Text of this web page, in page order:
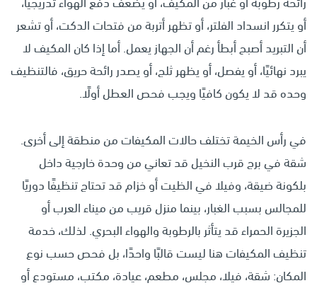
أو يتكرر انسداد الفلتر، أو تظهر أتربة من فتحات الدكت، أو تشعر
أن التبريد أصبح أبطأ رغم أن الجهاز يعمل. أما إذا كان المكيف لا
يبرد نهائيًا، أو يفصل، أو يظهر ثلج، أو يصدر رائحة حريق، فالتنظيف
وحده قد لا يكون كافيًا ويجب فحص العطل أولًا.
في رأس الخيمة تختلف حالات المكيفات من منطقة إلى أخرى.
شقة في برج قرب النخيل قد تعاني من وحدة خارجية داخل
بلكونة ضيقة، وفيلا في الظيت أو خزام قد تحتاج تنظيفًا دوريًا
للمجالس بسبب الغبار، بينما منزل قريب من ميناء العرب أو
الجزيرة الحمراء قد يتأثر بالرطوبة والهواء البحري. لذلك، خدمة
تنظيف المكيفات هنا ليست قالبًا واحدًا، بل فحص حسب نوع
المكان: شقة، فيلا، مجلس، مطعم، عيادة، مكتب، مستودع أو